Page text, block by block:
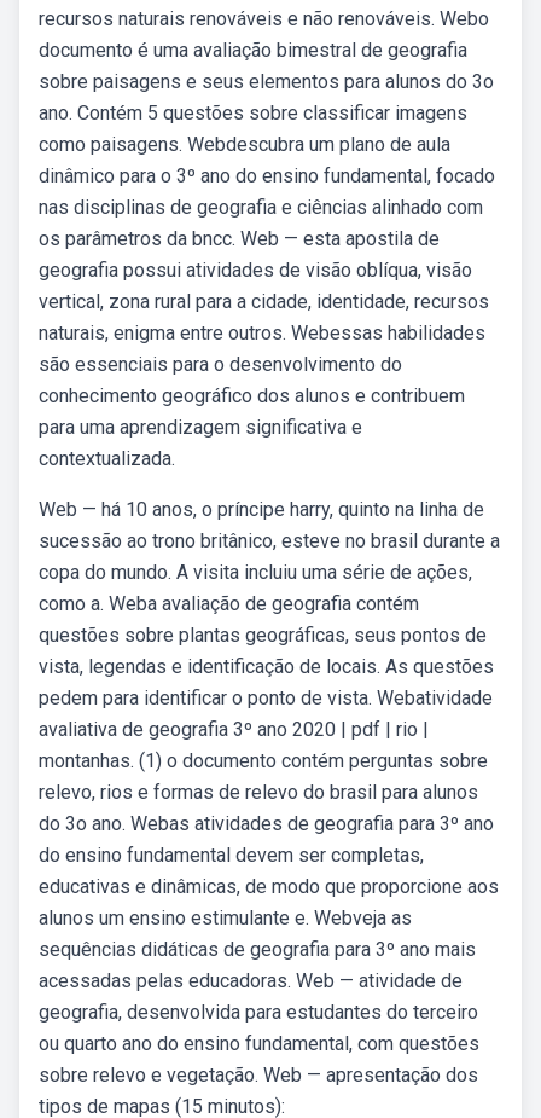
recursos naturais renováveis e não renováveis. Webo
documento é uma avaliação bimestral de geografia
sobre paisagens e seus elementos para alunos do 3o
ano. Contém 5 questões sobre classificar imagens
como paisagens. Webdescubra um plano de aula
dinâmico para o 3º ano do ensino fundamental, focado
nas disciplinas de geografia e ciências alinhado com
os parâmetros da bncc. Web — esta apostila de
geografia possui atividades de visão oblíqua, visão
vertical, zona rural para a cidade, identidade, recursos
naturais, enigma entre outros. Webessas habilidades
são essenciais para o desenvolvimento do
conhecimento geográfico dos alunos e contribuem
para uma aprendizagem significativa e
contextualizada.
Web — há 10 anos, o príncipe harry, quinto na linha de
sucessão ao trono britânico, esteve no brasil durante a
copa do mundo. A visita incluiu uma série de ações,
como a. Weba avaliação de geografia contém
questões sobre plantas geográficas, seus pontos de
vista, legendas e identificação de locais. As questões
pedem para identificar o ponto de vista. Webatividade
avaliativa de geografia 3º ano 2020 | pdf | rio |
montanhas. (1) o documento contém perguntas sobre
relevo, rios e formas de relevo do brasil para alunos
do 3o ano. Webas atividades de geografia para 3º ano
do ensino fundamental devem ser completas,
educativas e dinâmicas, de modo que proporcione aos
alunos um ensino estimulante e. Webveja as
sequências didáticas de geografia para 3º ano mais
acessadas pelas educadoras. Web — atividade de
geografia, desenvolvida para estudantes do terceiro
ou quarto ano do ensino fundamental, com questões
sobre relevo e vegetação. Web — apresentação dos
tipos de mapas (15 minutos):